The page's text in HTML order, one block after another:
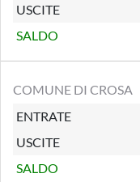
USCITE
SALDO
COMUNE DI CROSA
ENTRATE
USCITE
SALDO